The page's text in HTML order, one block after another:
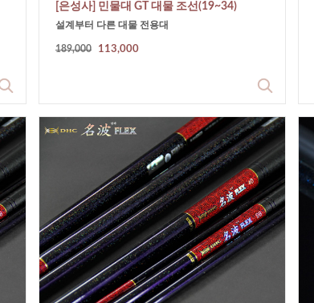
[은성사] 민물대 GT 대물 조선(19~34)
설계부터 다른 대물 전용대
189,000 113,000